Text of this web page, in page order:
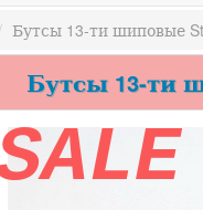
Бутсы 13-ти шиповые
Бутсы 13-ти